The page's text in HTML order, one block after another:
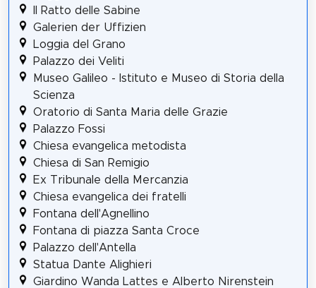
Il Ratto delle Sabine
Galerien der Uffizien
Loggia del Grano
Palazzo dei Veliti
Museo Galileo - Istituto e Museo di Storia della
Scienza
Oratorio di Santa Maria delle Grazie
Palazzo Fossi
Chiesa evangelica metodista
Chiesa di San Remigio
Ex Tribunale della Mercanzia
Chiesa evangelica dei fratelli
Fontana dell'Agnellino
Fontana di piazza Santa Croce
Palazzo dell'Antella
Statua Dante Alighieri
Giardino Wanda Lattes e Alberto Nirenstein